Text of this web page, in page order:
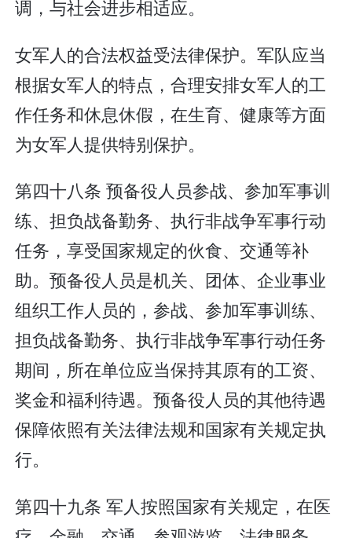
调，与社会进步相适应。
女军人的合法权益受法律保护。军队应当
根据女军人的特点，合理安排女军人的工
作任务和休息休假，在生育、健康等方面
为女军人提供特别保护。
第四十八条 预备役人员参战、参加军事训
练、担负战备勤务、执行非战争军事行动
任务，享受国家规定的伙食、交通等补
助。预备役人员是机关、团体、企业事业
组织工作人员的，参战、参加军事训练、
担负战备勤务、执行非战争军事行动任务
期间，所在单位应当保持其原有的工资、
奖金和福利待遇。预备役人员的其他待遇
保障依照有关法律法规和国家有关规定执
行。
第四十九条 军人按照国家有关规定，在医